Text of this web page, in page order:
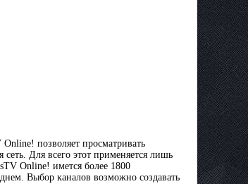
позволяет просматривать
сеть. Для всего этот применяется лишь
Online! имется более 1800
Выбор каналов возможно создавать